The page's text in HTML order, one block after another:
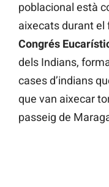
poblacional està
aixecats durant el
Congrés
dels Indians,
cases d’indians
que van aixecar
passeig de